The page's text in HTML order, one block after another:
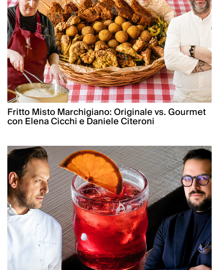
Fritto Misto Marchigiano: Originale vs. Gourmet
con Elena Cicchi e Daniele Citeroni